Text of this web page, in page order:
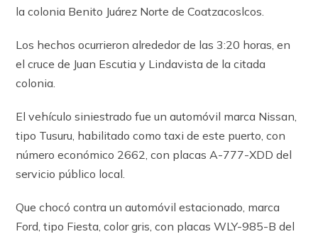
la colonia Benito Juárez Norte de Coatzacoslcos.
Los hechos ocurrieron alrededor de las 3:20 horas, en
el cruce de Juan Escutia y Lindavista de la citada
colonia.
El vehículo siniestrado fue un automóvil marca Nissan,
tipo Tusuru, habilitado como taxi de este puerto, con
número económico 2662, con placas A-777-XDD del
servicio público local.
Que chocó contra un automóvil estacionado, marca
Ford, tipo Fiesta, color gris, con placas WLY-985-B del